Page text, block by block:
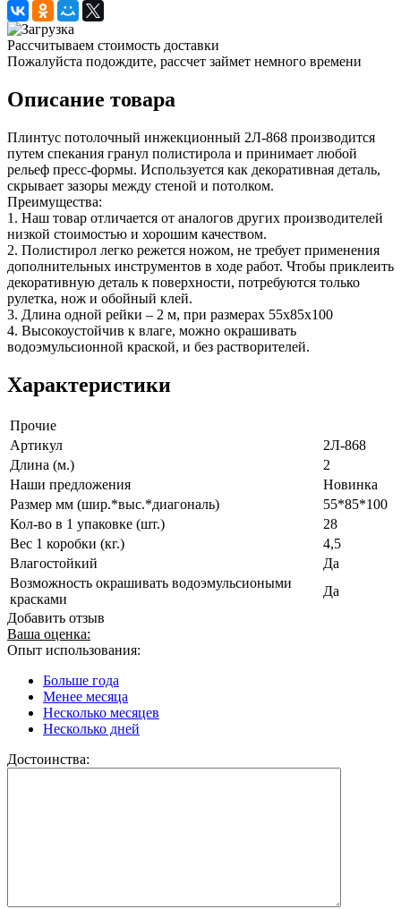
Рассчитываем стоимость доставки
Пожалуйста подождите, рассчет займет немного времени
Описание товара
Плинтус потолочный инжекционный 2Л-868 производится
путем спекания гранул полистирола и принимает любой
рельеф пресс-формы. Используется как декоративная деталь,
скрывает зазоры между стеной и потолком.
Преимущества:
1. Наш товар отличается от аналогов других производителей
низкой стоимостью и хорошим качеством.
2. Полистирол легко режется ножом, не требует применения
дополнительных инструментов в ходе работ. Чтобы приклеить
декоративную деталь к поверхности, потребуются только
рулетка, нож и обойный клей.
3. Длина одной рейки – 2 м, при размерах 55х85х100
4. Высокоустойчив к влаге, можно окрашивать
водоэмульсионной краской, и без растворителей.
Характеристики
Прочие
Артикул
2Л-868
Длина (м.)
2
Наши предложения
Новинка
Размер мм (шир.*выс.*диагональ)
55*85*100
Кол-во в 1 упаковке (шт.)
28
Вес 1 коробки (кг.)
4,5
Влагостойкий
Да
Возможность окрашивать водоэмульсиоными
красками
Да
Добавить отзыв
Ваша оценка:
Опыт использования:
Больше года
Менее месяца
Несколько месяцев
Несколько дней
Достоинства: